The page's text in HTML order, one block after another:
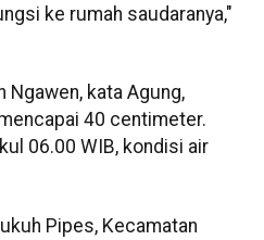
ke rumah saudaranya,"
Ngawen, kata Agung,
40 centimeter.
06.00 WIB, kondisi air
Pipes, Kecamatan